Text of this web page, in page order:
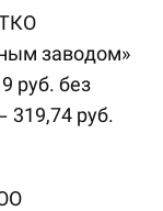
заводом»
руб. без
319,74 руб.